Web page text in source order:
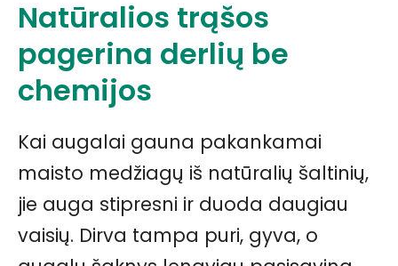
Natūralios trąšos
pagerina derlių be
chemijos
Kai augalai gauna pakankamai
maisto medžiagų iš natūralių šaltinių,
jie auga stipresni ir duoda daugiau
vaisių. Dirva tampa puri, gyva, o